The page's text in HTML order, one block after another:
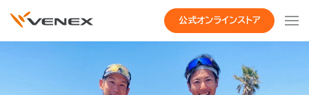
公式オンラインストア